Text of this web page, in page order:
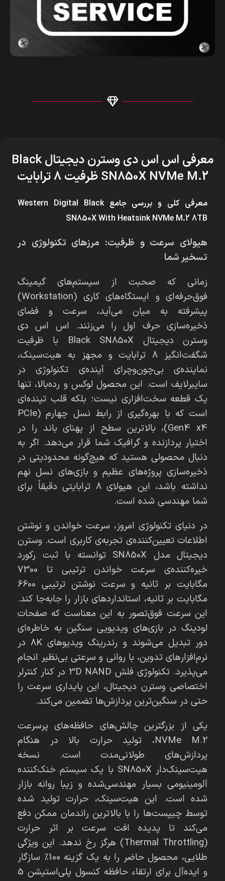
معرفی اس اس دی وسترن دیجیتال Black
SN850X NVMe M.2 ظرفیت 8 ترابایت
معرفی کلی و بررسی جامع Western Digital Black
SN850X With Heatsink NVMe M.2 8TB
هیولای سرعت و ظرفیت: مرزهای تکنولوژی در
تسخیر شما
زمانی که صحبت از سیستم‌های گیمینگ
فوق‌حرفه‌ای و ایستگاه‌های کاری (Workstation)
پیشرفته به میان می‌آید، سرعت و فضای
ذخیره‌سازی حرف اول را می‌زنند. اس اس دی
وسترن دیجیتال Black SN850X با ظرفیت
شگفت‌انگیز 8 ترابایت و مجهز به هیت‌سینک،
نماینده‌ی بی‌چون‌وچرای آینده‌ی تکنولوژی در
سایبرلایف است. این محصول لوکس و رده‌بالا، تنها
یک قطعه سخت‌افزاری نیست؛ بلکه قلب تپنده‌ای
است که با بهره‌گیری از رابط نسل چهارم (PCIe
Gen4 x4)، بالاترین سطح از پهنای باند را در
اختیار پردازنده و گرافیک شما قرار می‌دهد. اگر به
دنبال محصولی هستید که هیچ‌گونه محدودیتی در
ذخیره‌سازی پروژه‌های عظیم و بازی‌های نسل نهم
نداشته باشد، این هیولای 8 ترابایتی دقیقاً برای
شما مهندسی شده است.
در دنیای تکنولوژی امروز، سرعت خواندن و نوشتن
اطلاعات تعیین‌کننده‌ی تجربه‌ی کاربری است. وسترن
دیجیتال مدل SN850X توانسته با ثبت رکورد
خیره‌کننده‌ی سرعت خواندن ترتیبی تا 7300
مگابایت بر ثانیه و سرعت نوشتن ترتیبی 6600
مگابایت بر ثانیه، استانداردهای بازار را جابه‌جا کند.
این سرعت فوق‌تصور به این معناست که صفحات
لودینگ در بازی‌های ویدیویی سنگین به خاطره‌ای
دور تبدیل می‌شوند و رندرینگ ویدیوهای 8K در
نرم‌افزارهای تدوین، با روانی و سرعتی بی‌نظیر انجام
می‌پذیرد. تکنولوژی فلش 3D NAND در کنار کنترلر
اختصاصی وسترن دیجیتال، این پایداری سرعت را
حتی در سنگین‌ترین پردازش‌ها تضمین می‌کند.
یکی از بزرگترین چالش‌های حافظه‌های پرسرعت
NVMe M.2، تولید حرارت بالا در هنگام
پردازش‌های طولانی‌مدت است. نسخه
هیت‌سینک‌دار SN850X با یک سیستم خنک‌کننده
آلومینیومی بسیار مهندسی‌شده و زیبا روانه بازار
شده است. این هیت‌سینک، حرارت تولید شده
توسط چیپست‌ها را با بالاترین راندمان ممکن دفع
می‌کند تا پدیده افت سرعت بر اثر حرارت
(Thermal Throttling) هرگز رخ ندهد. این ویژگی
طلایی، محصول حاضر را به یک گزینه 100٪ سازگار
و ایده‌آل برای ارتقاء حافظه کنسول پلی‌استیشن 5